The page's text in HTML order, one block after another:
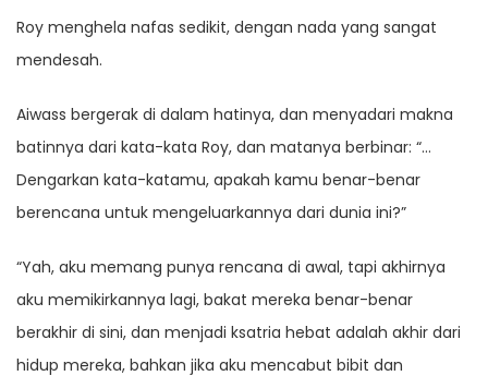
Roy menghela nafas sedikit, dengan nada yang sangat
mendesah.
Aiwass bergerak di dalam hatinya, dan menyadari makna
batinnya dari kata-kata Roy, dan matanya berbinar: “…
Dengarkan kata-katamu, apakah kamu benar-benar
berencana untuk mengeluarkannya dari dunia ini?”
“Yah, aku memang punya rencana di awal, tapi akhirnya
aku memikirkannya lagi, bakat mereka benar-benar
berakhir di sini, dan menjadi ksatria hebat adalah akhir dari
hidup mereka, bahkan jika aku mencabut bibit dan